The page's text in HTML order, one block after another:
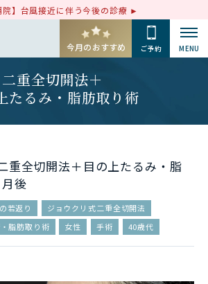
院】台風接近に伴う今後の診療
今月のおすすめ ご予約 MENU
二重全切開法＋
たるみ・脂肪取り術
重全切開法＋目の上たるみ・脂
後
若返り
ジョウクリ式二重全切開法
脂肪取り術
女性 手術 40歳代